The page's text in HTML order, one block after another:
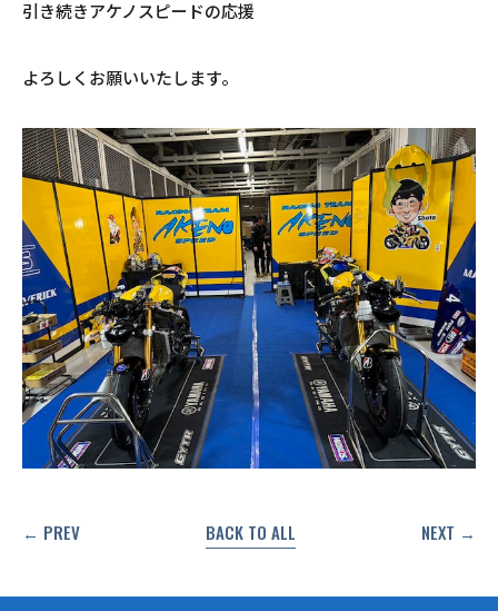
引き続きアケノスピードの応援
よろしくお願いいたします。
← PREV BACK TO ALL NEXT →